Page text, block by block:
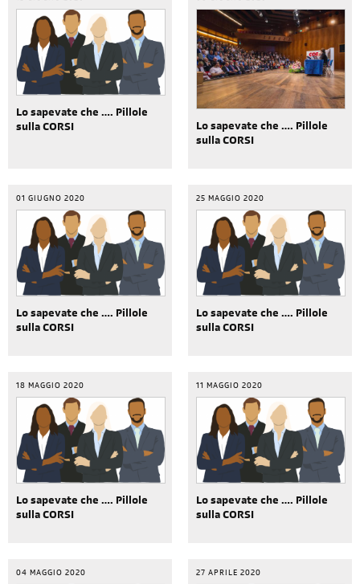
Lo sapevate che …. Pillole
sulla CORSI
Lo sapevate che …. Pillole
sulla CORSI
01 GIUGNO 2020
Lo sapevate che …. Pillole
sulla CORSI
25 MAGGIO 2020
Lo sapevate che …. Pillole
sulla CORSI
18 MAGGIO 2020
Lo sapevate che …. Pillole
sulla CORSI
11 MAGGIO 2020
Lo sapevate che …. Pillole
sulla CORSI
04 MAGGIO 2020 27 APRILE 2020